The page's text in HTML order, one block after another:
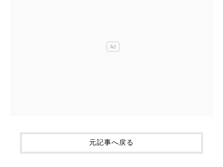
元記事へ戻る